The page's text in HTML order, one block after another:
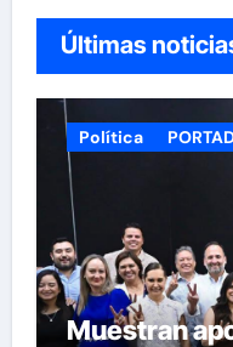
Últimas
Política
Muestran